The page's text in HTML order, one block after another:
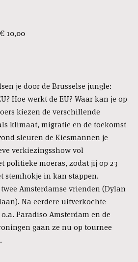
10,00
je door de Brusselse jungle:
Hoe werkt de EU? Waar kan je op
kiezen de verschillende
klimaat, migratie en de toekomst
sleuren de Kiesmannen je
verkiezingsshow vol
politieke moeras, zodat jij op 23
stemhokje in kan stappen.
Amsterdamse vrienden (Dylan
Na eerdere uitverkochte
Paradiso Amsterdam en de
gaan ze nu op tournee